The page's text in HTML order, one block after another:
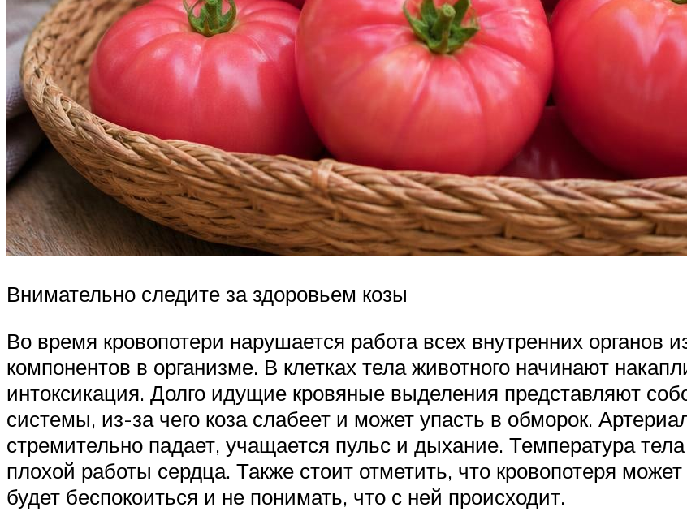
Внимательно следите за здоровьем козы
Во время кровопотери нарушается работа всех внутренних органов
компонентов в организме. В клетках тела животного начинают
интоксикация. Долго идущие кровяные выделения представляют
системы, из-за чего коза слабеет и может упасть в обморок.
стремительно падает, учащается пульс и дыхание. Температура
плохой работы сердца. Также стоит отметить, что кровопотеря
будет беспокоиться и не понимать, что с ней происходит.